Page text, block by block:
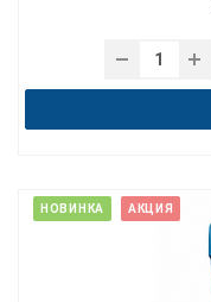
НОВИНКА АКЦИЯ